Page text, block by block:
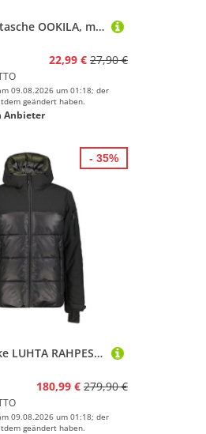
Luhta Gürteltasche OOKILA, mit Reißverschlussfächern, aus Polyamid
22,99 € 27,90 €
09.08.2026 um 01:18; der
geändert haben.
Anbieter
Luhta Skijacke LUHTA RAHPESOAIVI wasserdicht, atmungsaktiv, winddicht, aus Polyester und Elasthan
180,99 € 279,90 €
09.08.2026 um 01:18; der
geändert haben.
- 35%